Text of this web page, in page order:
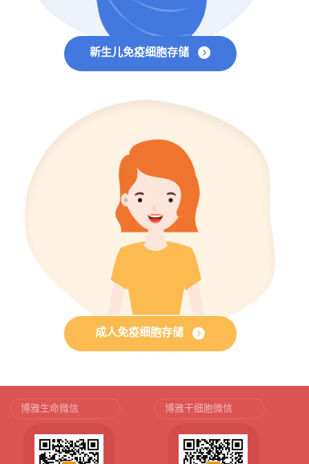
新生儿免疫细胞存储
成人免疫细胞存储
博雅生命微信 博雅干细胞微信